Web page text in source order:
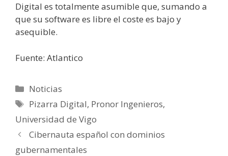
Digital es totalmente asumible que, sumando a
que su software es libre el coste es bajo y
asequible.
Fuente: Atlantico
Categorías
Noticias
Etiquetas
Pizarra Digital, Pronor Ingenieros,
Universidad de Vigo
Cibernauta español con dominios
gubernamentales